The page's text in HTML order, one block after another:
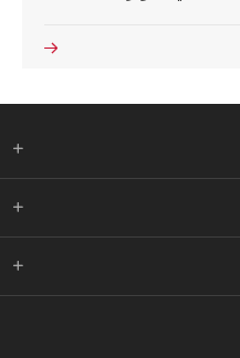



